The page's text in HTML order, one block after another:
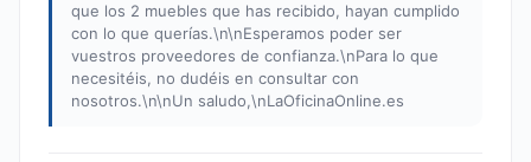
que los 2 muebles que has recibido, hayan cumplido
con lo que querías.\n\nEsperamos poder ser
vuestros proveedores de confianza.\nPara lo que
necesitéis, no dudéis en consultar con
nosotros.\n\nUn saludo,\nLaOficinaOnline.es